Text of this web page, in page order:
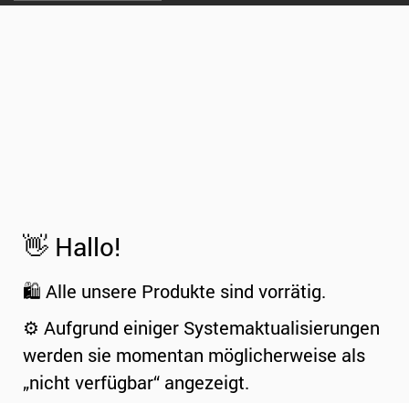
👋 Hallo!
🛍️ Alle unsere Produkte sind vorrätig.
⚙️ Aufgrund einiger Systemaktualisierungen
werden sie momentan möglicherweise als
„nicht verfügbar“ angezeigt.